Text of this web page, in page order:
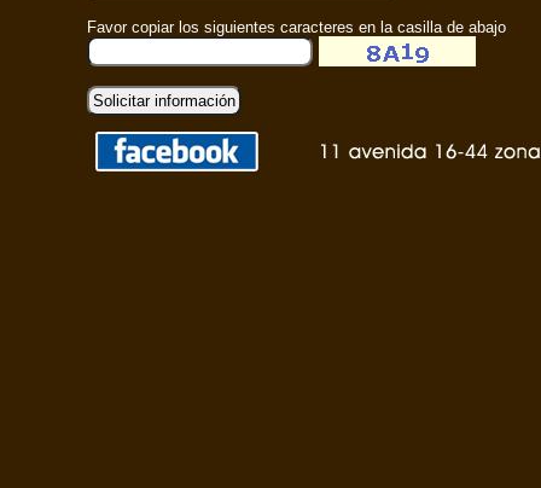
Favor copiar los siguientes caracteres en la casilla de abajo